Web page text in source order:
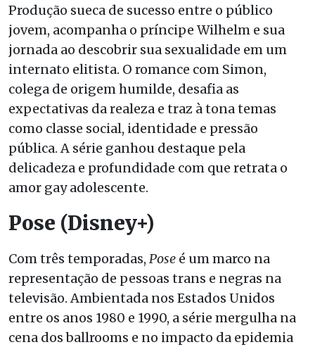
Produção sueca de sucesso entre o público
jovem, acompanha o príncipe Wilhelm e sua
jornada ao descobrir sua sexualidade em um
internato elitista. O romance com Simon,
colega de origem humilde, desafia as
expectativas da realeza e traz à tona temas
como classe social, identidade e pressão
pública. A série ganhou destaque pela
delicadeza e profundidade com que retrata o
amor gay adolescente.
Pose (Disney+)
Com três temporadas, Pose é um marco na
representação de pessoas trans e negras na
televisão. Ambientada nos Estados Unidos
entre os anos 1980 e 1990, a série mergulha na
cena dos ballrooms e no impacto da epidemia